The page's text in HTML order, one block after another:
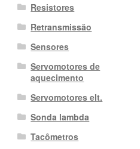
Resistores
Retransmissão
Sensores
Servomotores de
aquecimento
Servomotores elt.
Sonda lambda
Tacômetros